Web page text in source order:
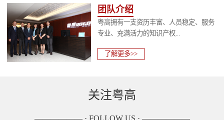
团队介绍
粤高拥有一支资历丰富、人员稳定、服务
专业、充满活力的知识产权...
了解更多>>
关注粤高
—————— · FOLLOW US · ——————